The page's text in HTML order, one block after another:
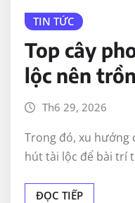
TIN TỨC
Top cây
lộc nên
Th6 29, 2026
Trong đó, xu hướng
hút tài lộc để bài trí
ĐỌC TIẾP